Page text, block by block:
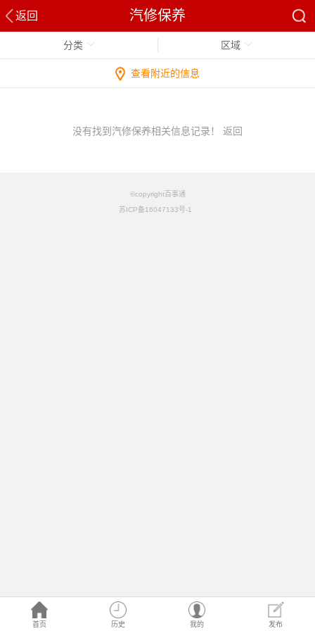
返回 汽修保养
首页 历史 我的 发布
分类 区域
查看附近的信息
没有找到汽修保养相关信息记录！ 返回
©copyright百事通
苏ICP备16047133号-1